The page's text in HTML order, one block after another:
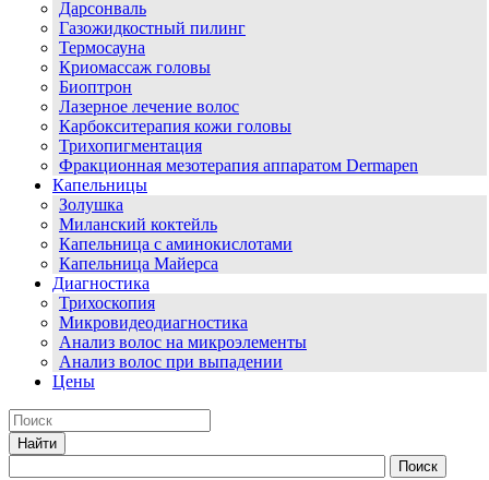
Дарсонваль
Газожидкостный пилинг
Термосауна
Криомассаж головы
Биоптрон
Лазерное лечение волос
Карбокситерапия кожи головы
Трихопигментация
Фракционная мезотерапия аппаратом Dermapen
Капельницы
Золушка
Миланский коктейль
Капельница с аминокислотами
Капельница Майерса
Диагностика
Трихоскопия
Микровидеодиагностика
Анализ волос на микроэлементы
Анализ волос при выпадении
Цены